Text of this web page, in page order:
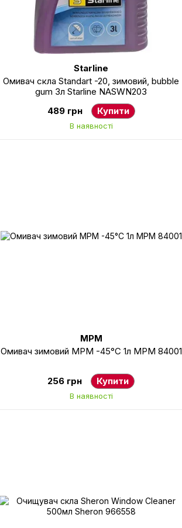
Starline
Омивач скла Standart -20, зимовий, bubble
gum 3л Starline NASWN203
489 грн
Купити
В наявності
MPM
Омивач зимовий MPM -45°C 1л MPM 84001
256 грн Купити
В наявності